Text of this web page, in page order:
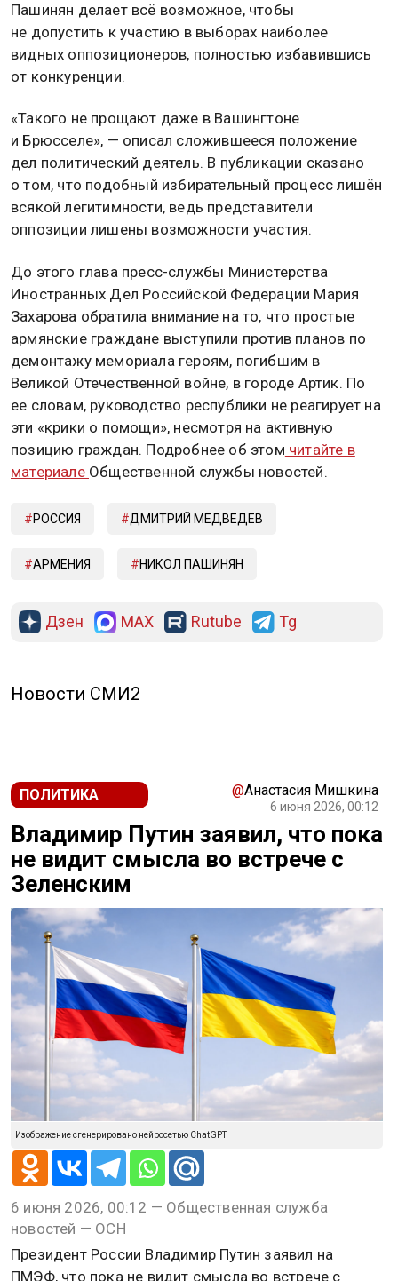
Пашинян делает всё возможное, чтобы
не допустить к участию в выборах наиболее
видных оппозиционеров, полностью избавившись
от конкуренции.
«Такого не прощают даже в Вашингтоне
и Брюсселе», — описал сложившееся положение
дел политический деятель. В публикации сказано
о том, что подобный избирательный процесс лишён
всякой легитимности, ведь представители
оппозиции лишены возможности участия.
До этого глава пресс-службы Министерства
Иностранных Дел Российской Федерации Мария
Захарова обратила внимание на то, что простые
армянские граждане выступили против планов по
демонтажу мемориала героям, погибшим в
Великой Отечественной войне, в городе Артик. По
ее словам, руководство республики не реагирует на
эти «крики о помощи», несмотря на активную
позицию граждан. Подробнее об этом читайте в
материале Общественной службы новостей.
РОССИЯ ДМИТРИЙ МЕДВЕДЕВ
АРМЕНИЯ НИКОЛ ПАШИНЯН
Дзен MAX Rutube Tg
Новости СМИ2
ПОЛИТИКА @Анастасия Мишкина
6 июня 2026, 00:12
Владимир Путин заявил, что пока
не видит смысла во встрече с
Зеленским
Изображение сгенерировано нейросетью ChatGPT
6 июня 2026, 00:12 — Общественная служба
новостей — ОСН
Президент России Владимир Путин заявил на
ПМЭФ, что пока не видит смысла во встрече с